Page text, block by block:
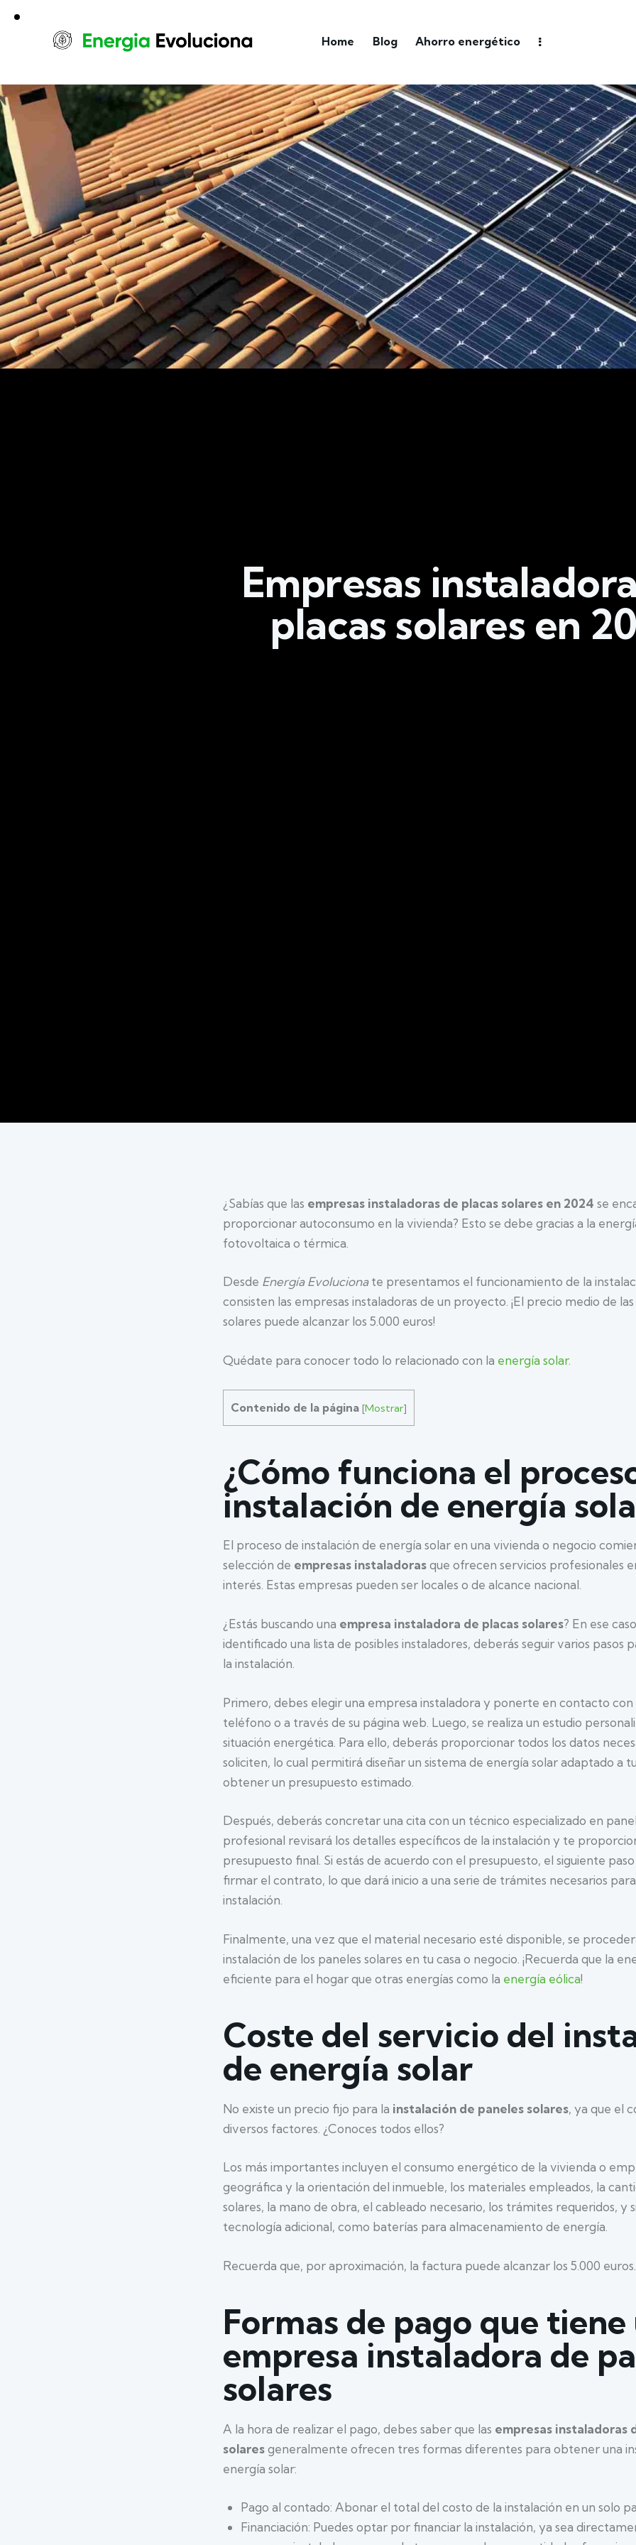
Home Blog Ahorro energético
Empresas
placas solares en
¿Sabías que las empresas instaladoras de placas solares en 2024 se
proporcionar autoconsumo en la vivienda? Esto se debe gracias a la
fotovoltaica o térmica.
Desde Energía Evolucionate presentamos el funcionamiento de la
consisten las empresas instaladoras de un proyecto. ¡El precio medio de
solares puede alcanzar los 5.000 euros!
Quédate para conocer todo lo relacionado con la energía solar.
Contenido de la página [Mostrar]
¿Cómo funciona el
instalación de energía
El proceso de instalación de energía solar en una vivienda o negocio
selección de empresas instaladorasque ofrecen servicios profesionales
interés. Estas empresas pueden ser locales o de alcance nacional.
¿Estás buscando una empresa instaladora de placas solares? En ese
identificado una lista de posibles instaladores, deberás seguir varios pasos
la instalación.
Primero, debes elegir una empresa instaladora y ponerte en contacto con
teléfono o a través de su página web. Luego, se realiza un estudio
situación energética. Para ello, deberás proporcionar todos los datos
soliciten, lo cual permitirá diseñar un sistema de energía solar adaptado a
obtener un presupuesto estimado.
Después, deberás concretar una cita con un técnico especializado en
profesional revisará los detalles específicos de la instalación y te
presupuesto final. Si estás de acuerdo con el presupuesto, el siguiente
firmar el contrato, lo que dará inicio a una serie de trámites necesarios
instalación.
Finalmente, una vez que el material necesario esté disponible, se
instalación de los paneles solares en tu casa o negocio. ¡Recuerda que la
eficiente para el hogar que otras energías como la energía eólica!
Coste del servicio del
de energía solar
No existe un precio fijo para la instalación de paneles solares, ya que el
diversos factores. ¿Conoces todos ellos?
Los más importantes incluyen el consumo energético de la vivienda o
geográfica y la orientación del inmueble, los materiales empleados, la
solares, la mano de obra, el cableado necesario, los trámites requeridos, y
tecnología adicional, como baterías para almacenamiento de energía.
Recuerda que, por aproximación, la factura puede alcanzar los 5.000 euros.
Formas de pago que tiene
empresa instaladora de
solares
A la hora de realizar el pago, debes saber que las empresas instaladoras
solaresgeneralmente ofrecen tres formas diferentes para obtener una
energía solar:
Pago al contado: Abonar el total del costo de la instalación en un solo
Financiación: Puedes optar por financiar la instalación, ya sea